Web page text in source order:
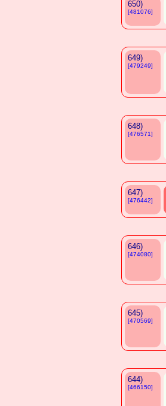
650)
[481076]
649)
[479249]
648)
[476571]
647)
[476442]
646)
[474080]
645)
[470569]
644)
[466150]